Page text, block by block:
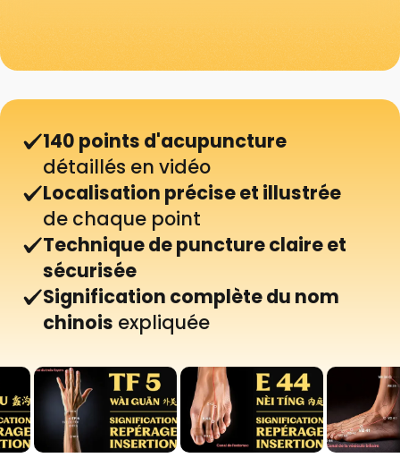
140 points d'acupuncture
détaillés en vidéo
Localisation précise et illustrée
de chaque point
Technique de puncture claire et
sécurisée
Signification complète du nom
chinois expliquée